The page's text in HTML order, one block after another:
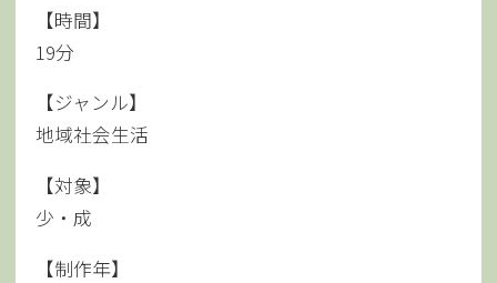
【時間】
19分
【ジャンル】
地域社会生活
【対象】
少・成
【制作年】